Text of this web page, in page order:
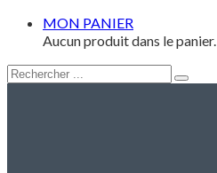
MON PANIER
Aucun produit dans le panier.